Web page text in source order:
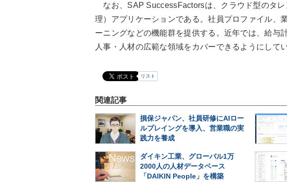
なお、SAP SuccessFactorsは、クラウド型のタレ
理）アプリケーションである。社員プロファイル、
ーニングなどの機能群を提供する。近年では、給与
人事・人材の広範な領域をカバーできるようにしてい
リスト
関連記事
損保ジャパン、社員研修にAIロー
ルプレイングを導入、営業職の実
践力を養成
ダイキン工業、グローバル1万
2000人の人材データベース
「DAIKIN People」を構築